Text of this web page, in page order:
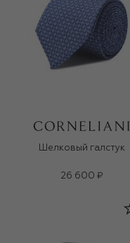
Шелковый галстук
26 600 ₽